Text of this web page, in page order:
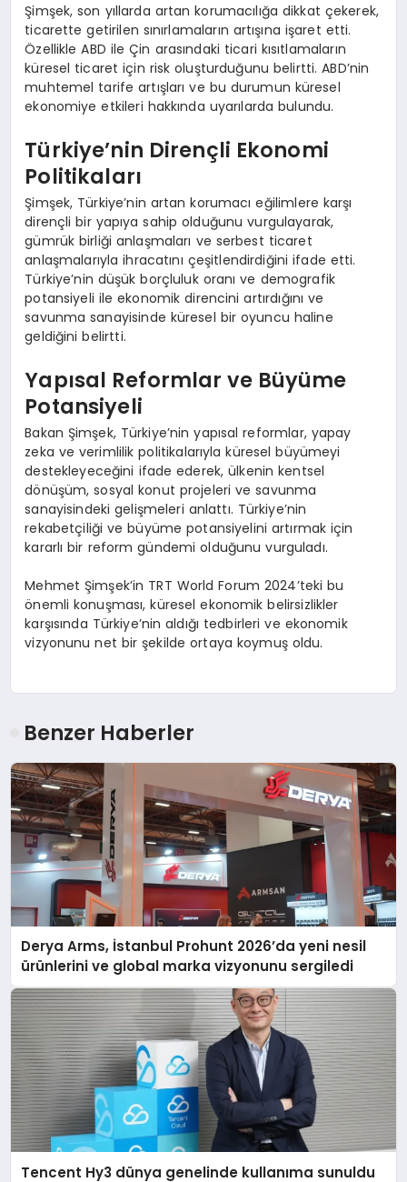
Şimşek, son yıllarda artan korumacılığa dikkat çekerek,
ticarette getirilen sınırlamaların artışına işaret etti.
Özellikle ABD ile Çin arasındaki ticari kısıtlamaların
küresel ticaret için risk oluşturduğunu belirtti. ABD’nin
muhtemel tarife artışları ve bu durumun küresel
ekonomiye etkileri hakkında uyarılarda bulundu.
Türkiye’nin Dirençli Ekonomi
Politikaları
Şimşek, Türkiye’nin artan korumacı eğilimlere karşı
dirençli bir yapıya sahip olduğunu vurgulayarak,
gümrük birliği anlaşmaları ve serbest ticaret
anlaşmalarıyla ihracatını çeşitlendirdiğini ifade etti.
Türkiye’nin düşük borçluluk oranı ve demografik
potansiyeli ile ekonomik direncini artırdığını ve
savunma sanayisinde küresel bir oyuncu haline
geldiğini belirtti.
Yapısal Reformlar ve Büyüme
Potansiyeli
Bakan Şimşek, Türkiye’nin yapısal reformlar, yapay
zeka ve verimlilik politikalarıyla küresel büyümeyi
destekleyeceğini ifade ederek, ülkenin kentsel
dönüşüm, sosyal konut projeleri ve savunma
sanayisindeki gelişmeleri anlattı. Türkiye’nin
rekabetçiliği ve büyüme potansiyelini artırmak için
kararlı bir reform gündemi olduğunu vurguladı.
Mehmet Şimşek’in TRT World Forum 2024’teki bu
önemli konuşması, küresel ekonomik belirsizlikler
karşısında Türkiye’nin aldığı tedbirleri ve ekonomik
vizyonunu net bir şekilde ortaya koymuş oldu.
Benzer Haberler
Derya Arms, İstanbul Prohunt 2026’da yeni nesil
ürünlerini ve global marka vizyonunu sergiledi
Tencent Hy3 dünya genelinde kullanıma sunuldu